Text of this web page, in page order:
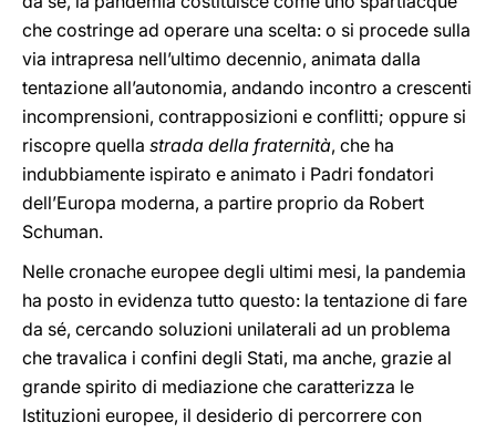
che costringe ad operare una scelta: o si procede sulla
via intrapresa nell’ultimo decennio, animata dalla
tentazione all’autonomia, andando incontro a crescenti
incomprensioni, contrapposizioni e conflitti; oppure si
riscopre quella strada della fraternità, che ha
indubbiamente ispirato e animato i Padri fondatori
dell’Europa moderna, a partire proprio da Robert
Schuman.
Nelle cronache europee degli ultimi mesi, la pandemia
ha posto in evidenza tutto questo: la tentazione di fare
da sé, cercando soluzioni unilaterali ad un problema
che travalica i confini degli Stati, ma anche, grazie al
grande spirito di mediazione che caratterizza le
Istituzioni europee, il desiderio di percorrere con